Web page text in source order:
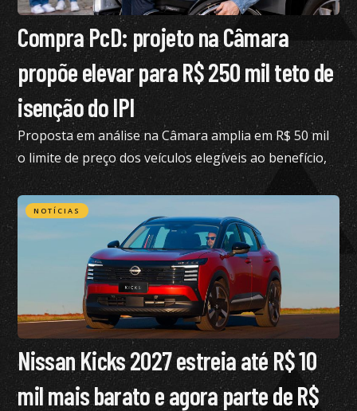
Compra PcD: projeto na Câmara
propõe elevar para R$ 250 mil teto de
isenção do IPI
Proposta em análise na Câmara amplia em R$ 50 mil
o limite de preço dos veículos elegíveis ao benefício,
hoje fixado em R$ 200 mil
NOTÍCIAS
Nissan Kicks 2027 estreia até R$ 10
mil mais barato e agora parte de R$